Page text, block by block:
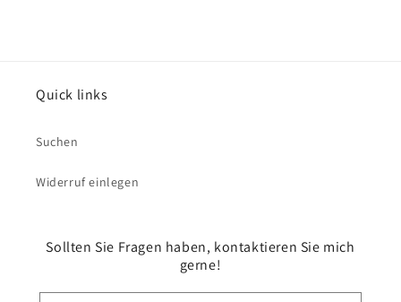
Quick links
Suchen
Widerruf einlegen
Sollten Sie Fragen haben, kontaktieren Sie mich
gerne!